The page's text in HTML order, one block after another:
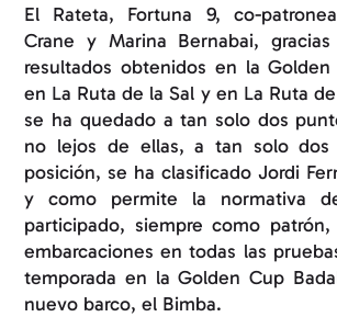
El Rateta, Fortuna 9, co-
Crane y Marina Bernabai,
resultados obtenidos en la Golden
en La Ruta de la Sal y en La Ruta
se ha quedado a tan solo dos
no lejos de ellas, a tan solo dos
posición, se ha clasificado Jordi
y como permite la normativa
participado, siempre como
embarcaciones en todas las
temporada en la Golden Cup
nuevo barco, el Bimba.